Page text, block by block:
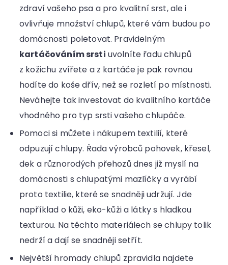
zdraví vašeho psa a pro kvalitní srst, ale i
ovlivňuje množství chlupů, které vám budou po
domácnosti poletovat. Pravidelným
kartáčováním srsti uvolníte řadu chlupů
z kožichu zvířete a z kartáče je pak rovnou
hodíte do koše dřív, než se rozletí po místnosti.
Neváhejte tak investovat do kvalitního kartáče
vhodného pro typ srsti vašeho chlupáče.
Pomoci si můžete i nákupem textilií, které
odpuzují chlupy. Řada výrobců pohovek, křesel,
dek a různorodých přehozů dnes již myslí na
domácnosti s chlupatými mazlíčky a vyrábí
proto textilie, které se snadněji udržují. Jde
například o kůži, eko-kůži a látky s hladkou
texturou. Na těchto materiálech se chlupy tolik
nedrží a dají se snadněji setřít.
Největší hromady chlupů zpravidla najdete